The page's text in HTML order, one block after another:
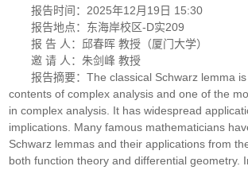
报告时间： 2025年12月19日 15:30
报告地点：东海岸校区-D实209
报 告 人：邱春晖 教授（厦门大学）
邀 请 人：朱剑峰 教授
报告摘要：The classical Schwarz lemma
contents of complex analysis and one of the
in complex analysis. It has widespread
implications. Many famous mathematicians
Schwarz lemmas and their applications from
both function theory and differential geometry.